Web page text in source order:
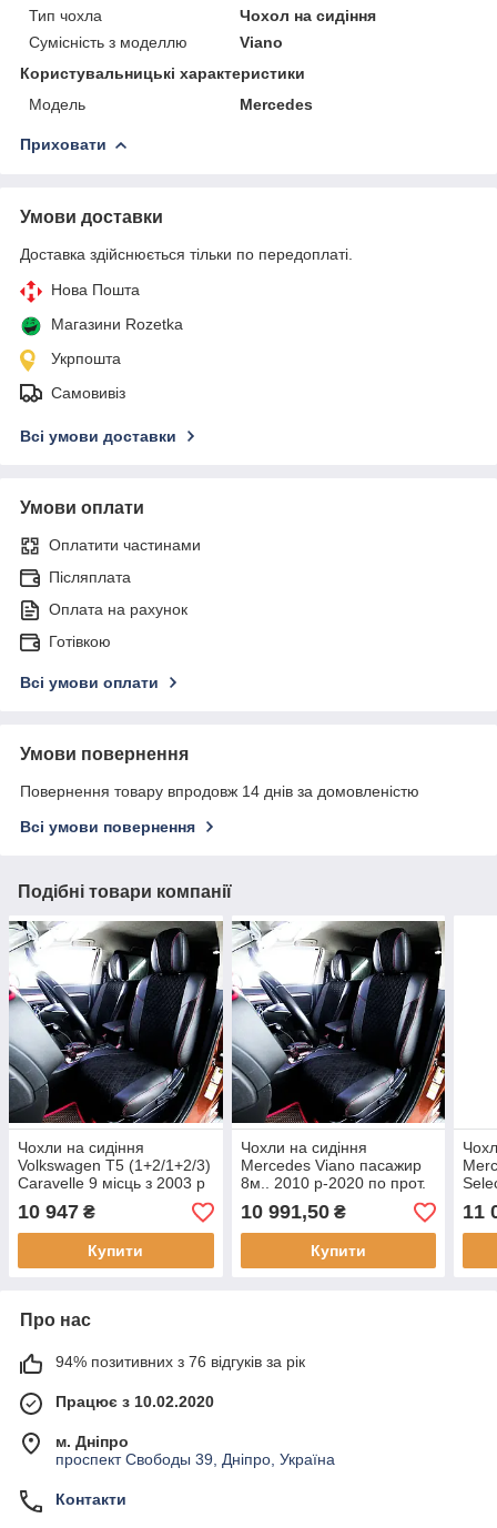
Тип чохла
Чохол на сидіння
Сумісність з моделлю
Viano
Користувальницькі характеристики
Мoдель
Mercedes
Приховати
Умови доставки
Доставка здійснюється тільки по передоплаті.
Нова Пошта
Магазини Rozetka
Укрпошта
Самовивіз
Всі умови доставки
Умови оплати
Оплатити частинами
Післяплата
Оплата на рахунок
Готівкою
Всі умови оплати
Умови повернення
Повернення товару впродовж 14 днів за домовленістю
Всі умови повернення
Подібні товари компанії
Чохли на сидіння
Volkswagen T5 (1+2/1+2/3)
Caravelle 9 місць з 2003 р
2020
10 947 ₴
Купити
Чохли на сидіння
Mercedes Viano пасажир
8м.. 2010 р-2020 по прот.
2020
10 991,50₴
Купити
11
Про нас
94% позитивних з 76 відгуків за рік
Працює з 10.02.2020
м. Дніпро
проспект Свободы 39, Дніпро, Україна
Контакти